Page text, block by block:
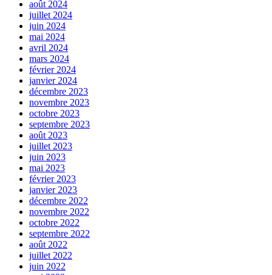
août 2024
juillet 2024
juin 2024
mai 2024
avril 2024
mars 2024
février 2024
janvier 2024
décembre 2023
novembre 2023
octobre 2023
septembre 2023
août 2023
juillet 2023
juin 2023
mai 2023
février 2023
janvier 2023
décembre 2022
novembre 2022
octobre 2022
septembre 2022
août 2022
juillet 2022
juin 2022